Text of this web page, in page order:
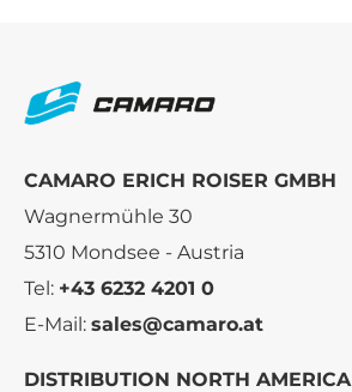
CAMARO ERICH ROISER GMBH
Wagnermühle 30
5310 Mondsee - Austria
Tel: +43 6232 4201 0
E-Mail: sales@camaro.at
DISTRIBUTION NORTH AMERICA